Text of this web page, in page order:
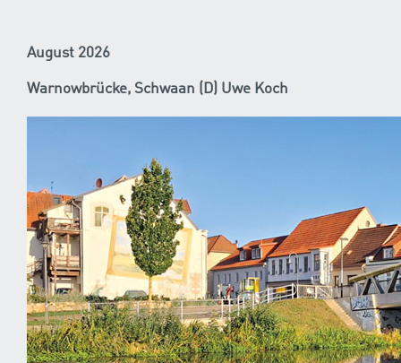
August 2026
Warnowbrücke, Schwaan (D) Uwe Koch